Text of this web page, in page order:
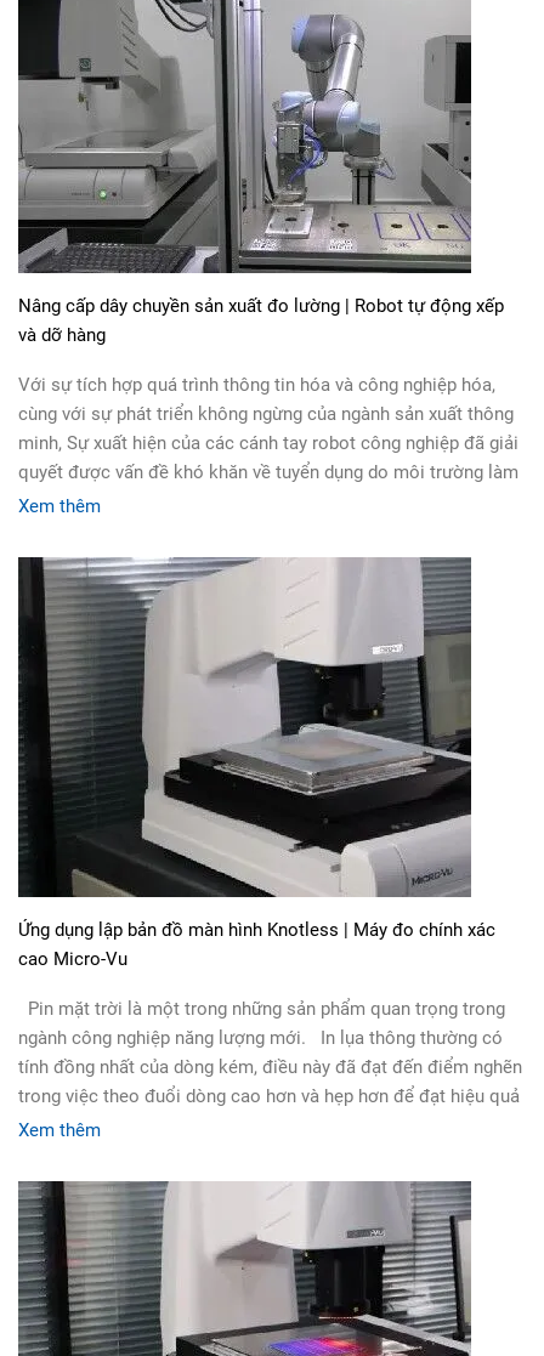
Nâng cấp dây chuyền sản xuất đo lường | Robot tự động xếp
và dỡ hàng
Với sự tích hợp quá trình thông tin hóa và công nghiệp hóa,
cùng với sự phát triển không ngừng của ngành sản xuất thông
minh, Sự xuất hiện của các cánh tay robot công nghiệp đã giải
quyết được vấn đề khó khăn về tuyển dụng do môi trường làm
việc khắc nghiệt và
Xem thêm
Ứng dụng lập bản đồ màn hình Knotless | Máy đo chính xác
cao Micro-Vu
Pin mặt trời là một trong những sản phẩm quan trọng trong
ngành công nghiệp năng lượng mới. In lụa thông thường có
tính đồng nhất của dòng kém, điều này đã đạt đến điểm nghẽn
trong việc theo đuổi dòng cao hơn và hẹp hơn để đạt hiệu quả
cao hơn. Vấn
Xem thêm